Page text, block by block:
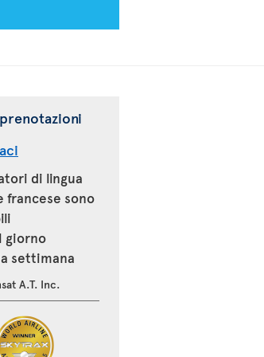
di lingua
francese sono
giorno
settimana
A.T. Inc.